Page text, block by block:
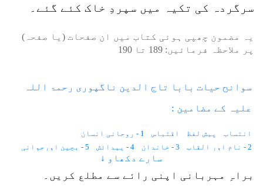
سرگردہ کی تکیہ میں سپردِ خاک کئے گئے۔
یہ مضمون چھپی ہوئی کتاب میں ان صفحات (یا صفحہ)
پر ملاحظہ فرمائیں: 189 تا 190
سوانح حیات بابا تاج الدین ناگپوری رحمۃ اللہ
علیہ کے مضامین :
انتساب پیش لفظ اقتباس
1 - روحانی انسان
2 - نام اور القاب
3 - خاندان 4 - پیدائش
5 - بچپن اورجوانی
10 - شکردرہ میں قیام
11 - واکی میں قیام
سارے دکھاو ↓
براہِ مہربانی اپنی رائے سے مطلع کریں۔